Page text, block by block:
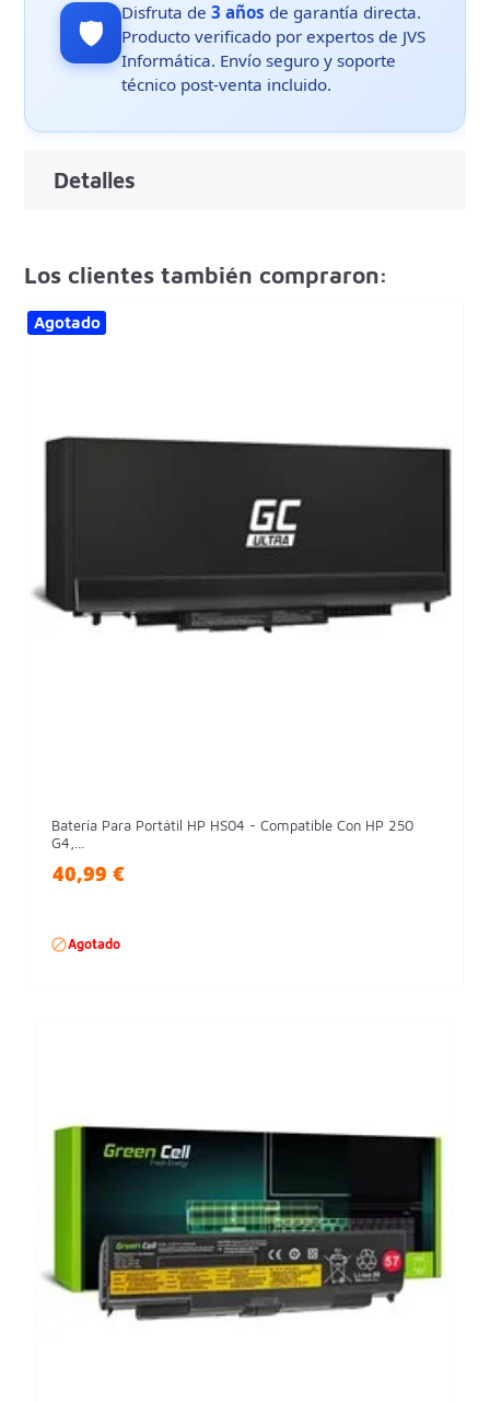
🛡️ Disfruta de3 años de garantía directa.
Producto verificado por expertos de JVS
Informática. Envío seguro y soporte
técnico post-venta incluido.
Detalles
Los clientes también compraron:
Batería Para Portátil HP HS04 - Compatible Con HP 250
G4,...
40,99 €
Agotado
Agotado